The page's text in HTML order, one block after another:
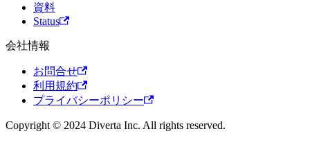
資料
Status
会社情報
お問合せ
利用規約
プライバシーポリシー
Copyright © 2024 Diverta Inc. All rights reserved.